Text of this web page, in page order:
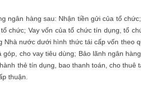
ngân hàng sau: Nhận tiền gửi của tổ
chức; Vay vốn của tổ chức tín dụng, tổ
Nhà nước dưới hình thức tái cấp vốn theo
cho vay tiêu dùng; Bảo lãnh ngân
thẻ tín dụng, bao thanh toán, cho thuê
thuận.